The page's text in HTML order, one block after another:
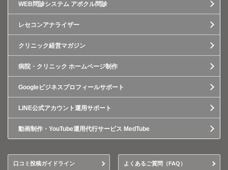
WEB問診システム アポクル問診
レセコンアナライザー
クリニック経営マガジン
病院・クリニック ホームページ制作
Googleビジネスプロフィールサポート
LINE公式アカウント運用サポート
動画制作・YouTube運用代行サービス MedTube
口コミ投稿ガイドライン よくあるご質問（FAQ）